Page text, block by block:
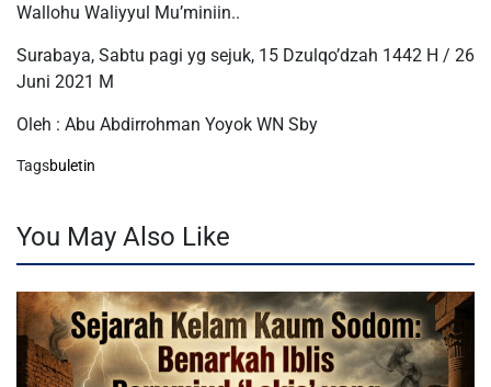
Wallohu Waliyyul Mu’miniin..
Surabaya, Sabtu pagi yg sejuk, 15 Dzulqo’dzah 1442 H / 26
Juni 2021 M
Oleh : Abu Abdirrohman Yoyok WN Sby
Tagsbuletin
You May Also Like